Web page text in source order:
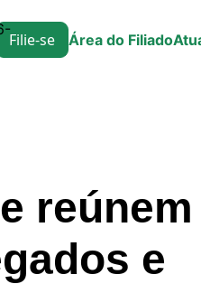
Filie-se Área do Filiado
reúnem
e